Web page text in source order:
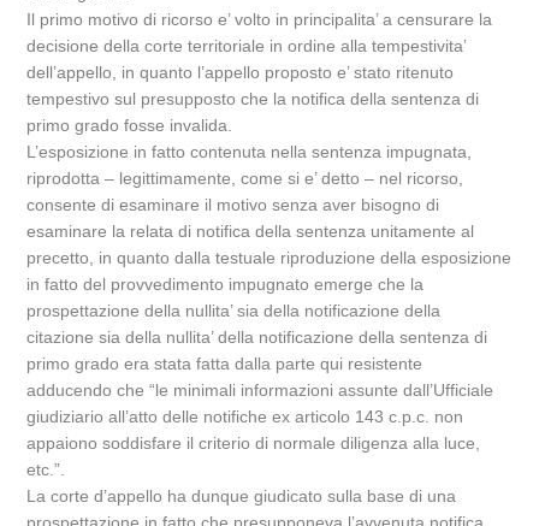
Il primo motivo di ricorso e’ volto in principalita’ a censurare la
decisione della corte territoriale in ordine alla tempestivita’
dell’appello, in quanto l’appello proposto e’ stato ritenuto
tempestivo sul presupposto che la notifica della sentenza di
primo grado fosse invalida.
L’esposizione in fatto contenuta nella sentenza impugnata,
riprodotta – legittimamente, come si e’ detto – nel ricorso,
consente di esaminare il motivo senza aver bisogno di
esaminare la relata di notifica della sentenza unitamente al
precetto, in quanto dalla testuale riproduzione della esposizione
in fatto del provvedimento impugnato emerge che la
prospettazione della nullita’ sia della notificazione della
citazione sia della nullita’ della notificazione della sentenza di
primo grado era stata fatta dalla parte qui resistente
adducendo che “le minimali informazioni assunte dall’Ufficiale
giudiziario all’atto delle notifiche ex articolo 143 c.p.c. non
appaiono soddisfare il criterio di normale diligenza alla luce,
etc.”.
La corte d’appello ha dunque giudicato sulla base di una